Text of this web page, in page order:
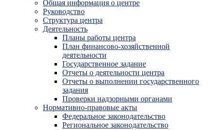
Общая информация о центре
Руководство
Структура центра
Деятельность
Планы работы центра
План финансово-хозяйственной
деятельности
Государственное задание
Отчеты о деятельности центра
Отчеты о выполнении государственного
задания
Проверки надзорными органами
Нормативно-правовые акты
Федеральное законодательство
Региональное законодательство